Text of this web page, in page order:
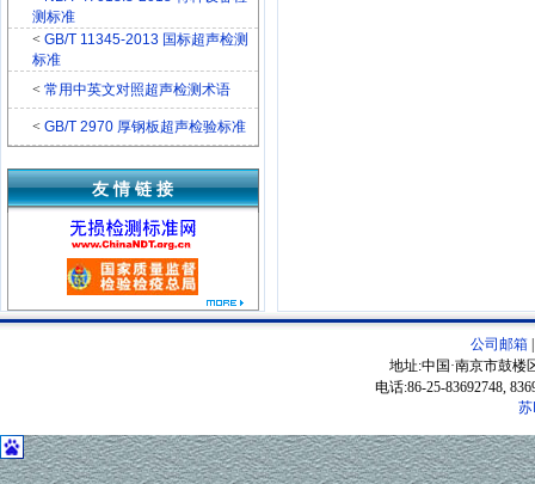
测标准
< GB/T 11345-2013 国标超声检测
标准
< 常用中英文对照超声检测术语
< GB/T 2970 厚钢板超声检验标准
友 情 链 接
公司邮箱
地址:中国·南京市鼓
电话:86-25-83692748,